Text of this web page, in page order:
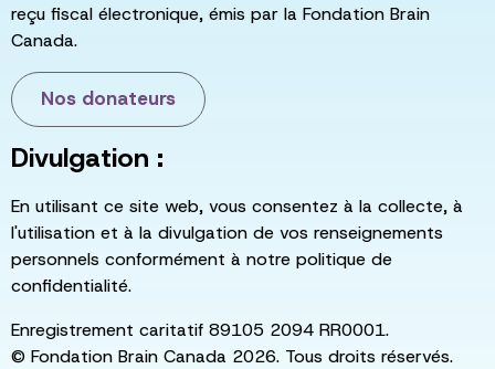
reçu fiscal électronique, émis par la Fondation Brain
Canada.
Nos donateurs
Divulgation :
En utilisant ce site web, vous consentez à la collecte, à
l'utilisation et à la divulgation de vos renseignements
personnels conformément à notre politique de
confidentialité.
Enregistrement caritatif 89105 2094 RR0001.
© Fondation Brain Canada 2026. Tous droits réservés.